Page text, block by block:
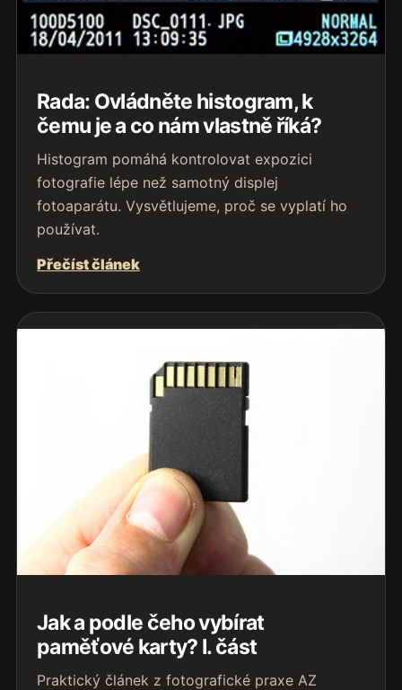
Rada: Ovládněte histogram, k
čemu je a co nám vlastně říká?
Histogram pomáhá kontrolovat expozici
fotografie lépe než samotný displej
fotoaparátu. Vysvětlujeme, proč se vyplatí ho
používat.
Přečíst článek
Jak a podle čeho vybírat
paměťové karty? I. část
Praktický článek z fotografické praxe AZ